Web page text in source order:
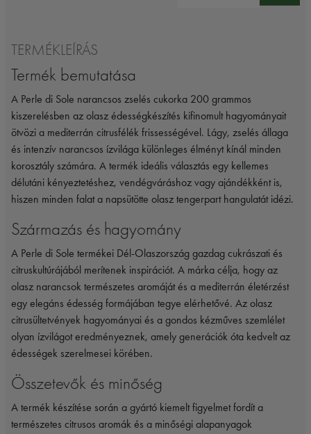
TERMÉKLEÍRÁS
Termék bemutatása
A Perle di Sole narancsos zselés cukorka 200 grammos
kiszerelésben az olasz édességkészítés kifinomult hagyományait
ötvözi a mediterrán citrusfélék frissességével. Lágy, zselés állaga
és intenzív narancsos ízvilága különleges élményt kínál minden
korosztály számára. A termék ideális választás egy kellemes
délutáni kényeztetéshez, vendégváráshoz vagy ajándékként is,
hiszen minden falat a napsütötte olasz tengerpart hangulatát idézi.
Származás és hagyomány
A Perle di Sole termékei Dél-Olaszország gazdag cukrászati és
citruskultúrájából merítenek inspirációt. A márka célja, hogy az
olasz narancsok természetes aromáját és a mediterrán életérzést
egy elegáns édesség formájában tegye elérhetővé. Az olasz
citrusültetvények hagyományai és a gondos kézműves szemlélet
olyan ízvilágot eredményeznek, amely generációk óta kedvelt az
édességek szerelmesei körében.
Összetevők és minőség
A termék készítése során a gyártó kiemelt figyelmet fordít a
természetes citrusos aromák és a minőségi alapanyagok